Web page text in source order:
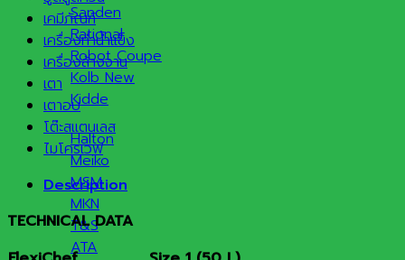
Sanden
Rational
Robot Coupe
Kolb
Kidde
Halton
Meiko
MSM
MKN
T&S
ATA
เคมีภัณฑ์
เครื่องทำน้ำแข็ง
เครื่องล้างจาน
เตา
เตาอบ
โต๊ะสแตนเลส
ไมโครเวฟ
Description
TECHNICAL DATA